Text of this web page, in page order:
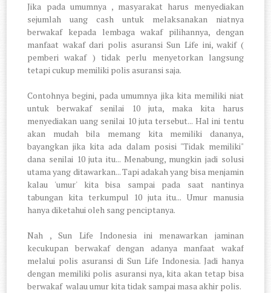
Jika pada umumnya , masyarakat harus menyediakan
sejumlah uang cash untuk melaksanakan niatnya
berwakaf kepada lembaga wakaf pilihannya, dengan
manfaat wakaf dari polis asuransi Sun Life ini, wakif (
pemberi wakaf ) tidak perlu menyetorkan langsung
tetapi cukup memiliki polis asuransi saja.
Contohnya begini, pada umumnya jika kita memiliki niat
untuk berwakaf senilai 10 juta, maka kita harus
menyediakan uang senilai 10 juta tersebut... Hal ini tentu
akan mudah bila memang kita memiliki dananya,
bayangkan jika kita ada dalam posisi "Tidak memiliki"
dana senilai 10 juta itu... Menabung, mungkin jadi solusi
utama yang ditawarkan... Tapi adakah yang bisa menjamin
kalau 'umur' kita bisa sampai pada saat nantinya
tabungan kita terkumpul 10 juta itu... Umur manusia
hanya diketahui oleh sang penciptanya.
Nah , Sun Life Indonesia ini menawarkan jaminan
kecukupan berwakaf dengan adanya manfaat wakaf
melalui polis asuransi di Sun Life Indonesia. Jadi hanya
dengan memiliki polis asuransi nya, kita akan tetap bisa
berwakaf walau umur kita tidak sampai masa akhir polis.